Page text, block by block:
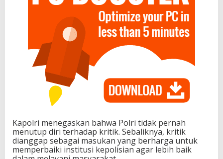
Kapolri menegaskan bahwa Polri tidak pernah
menutup diri terhadap kritik. Sebaliknya, kritik
dianggap sebagai masukan yang berharga untuk
memperbaiki institusi kepolisian agar lebih baik